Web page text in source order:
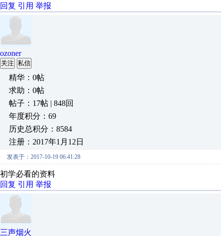
回复 引用 举报
ozoner
关注 私信
精华：0帖
求助：0帖
帖子：17帖 | 848回
年度积分：69
历史总积分：8584
注册：2017年1月12日
发表于：2017-10-19 06:41:28
初学必看的资料
回复 引用 举报
三声烟火